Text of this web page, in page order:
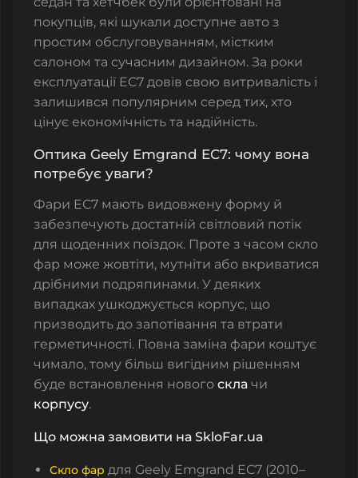
покупців, які шукали доступне авто з
простим обслуговуванням, містким
салоном та сучасним дизайном. За роки
експлуатації EC7 довів свою витривалість і
залишився популярним серед тих, хто
цінує економічність та надійність.
Оптика Geely Emgrand EC7: чому вона
потребує уваги?
Фари EC7 мають видовжену форму й
забезпечують достатній світловий потік
для щоденних поїздок. Проте з часом скло
фар може жовтіти, мутніти або вкриватися
дрібними подряпинами. У деяких
випадках ушкоджується корпус, що
призводить до запотівання та втрати
герметичності. Повна заміна фари коштує
чимало, тому більш вигідним рішенням
буде встановлення нового скла чи
корпусу.
Що можна замовити на SkloFar.ua
Скло фар для Geely Emgrand EC7 (2010–